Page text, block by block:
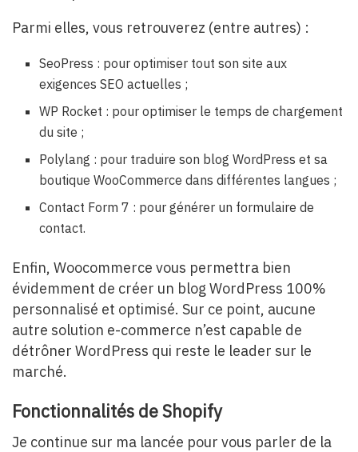
Parmi elles, vous retrouverez (entre autres) :
SeoPress : pour optimiser tout son site aux
exigences SEO actuelles ;
WP Rocket : pour optimiser le temps de chargement
du site ;
Polylang : pour traduire son blog WordPress et sa
boutique WooCommerce dans différentes langues ;
Contact Form 7 : pour générer un formulaire de
contact.
Enfin, Woocommerce vous permettra bien
évidemment de créer un blog WordPress 100%
personnalisé et optimisé. Sur ce point, aucune
autre solution e-commerce n’est capable de
détrôner WordPress qui reste le leader sur le
marché.
Fonctionnalités de Shopify
Je continue sur ma lancée pour vous parler de la